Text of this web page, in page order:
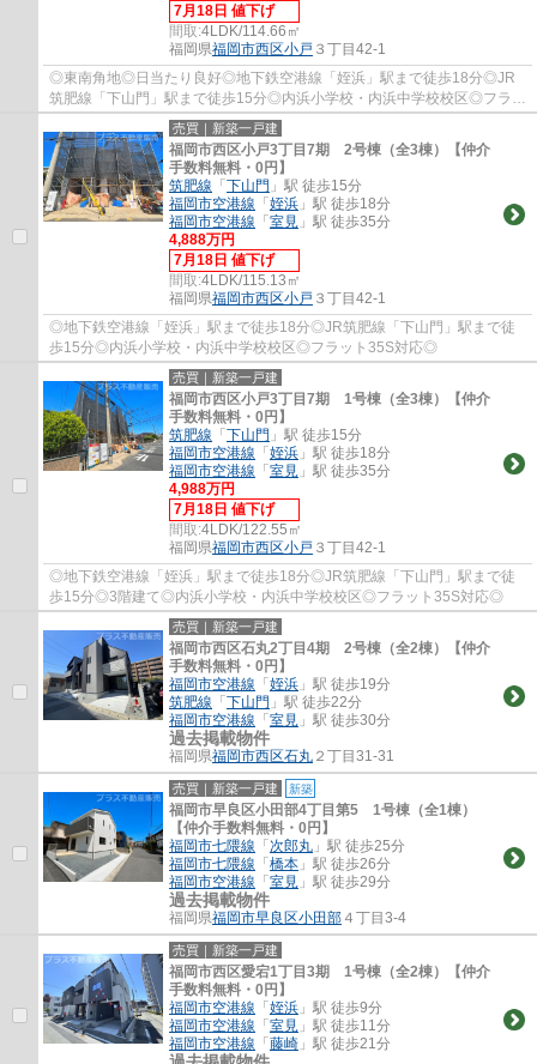
7月18日 値下げ
間取:4LDK/114.66㎡
福岡県福岡市西区小戸 ３丁目42-1
◎東南角地◎日当たり良好◎地下鉄空港線「姪浜」駅まで徒歩18分◎JR
筑肥線「下山門」駅まで徒歩15分◎内浜小学校・内浜中学校校区◎フラッ
ト35S対応◎
売買｜新築一戸建
福岡市西区小戸3丁目7期 2号棟（全3棟）【仲介
手数料無料・0円】
筑肥線 「 下山門 」駅 徒歩15分
福岡市空港線 「 姪浜 」駅 徒歩18分
福岡市空港線 「 室見 」駅 徒歩35分
4,888万円
7月18日 値下げ
間取:4LDK/115.13㎡
福岡県福岡市西区小戸 ３丁目42-1
◎地下鉄空港線「姪浜」駅まで徒歩18分◎JR筑肥線「下山門」駅まで徒
歩15分◎内浜小学校・内浜中学校校区◎フラット35S対応◎
売買｜新築一戸建
福岡市西区小戸3丁目7期 1号棟（全3棟）【仲介
手数料無料・0円】
筑肥線 「 下山門 」駅 徒歩15分
福岡市空港線 「 姪浜 」駅 徒歩18分
福岡市空港線 「 室見 」駅 徒歩35分
4,988万円
7月18日 値下げ
間取:4LDK/122.55㎡
福岡県福岡市西区小戸 ３丁目42-1
◎地下鉄空港線「姪浜」駅まで徒歩18分◎JR筑肥線「下山門」駅まで徒
歩15分◎3階建て◎内浜小学校・内浜中学校校区◎フラット35S対応◎
売買｜新築一戸建
福岡市西区石丸2丁目4期 2号棟（全2棟）【仲介
手数料無料・0円】
福岡市空港線 「 姪浜 」駅 徒歩19分
筑肥線 「 下山門 」駅 徒歩22分
福岡市空港線 「 室見 」駅 徒歩30分
過去掲載物件
福岡県福岡市西区石丸 ２丁目31-31
売買｜新築一戸建 新築
福岡市早良区小田部4丁目第5 1号棟（全1棟）
【仲介手数料無料・0円】
福岡市七隈線 「 次郎丸 」駅 徒歩25分
福岡市七隈線 「 橋本 」駅 徒歩26分
福岡市空港線 「 室見 」駅 徒歩29分
過去掲載物件
福岡県福岡市早良区小田部 ４丁目3-4
売買｜新築一戸建
福岡市西区愛宕1丁目3期 1号棟（全2棟）【仲介
手数料無料・0円】
福岡市空港線 「 姪浜 」駅 徒歩9分
福岡市空港線 「 室見 」駅 徒歩11分
福岡市空港線 「 藤崎 」駅 徒歩21分